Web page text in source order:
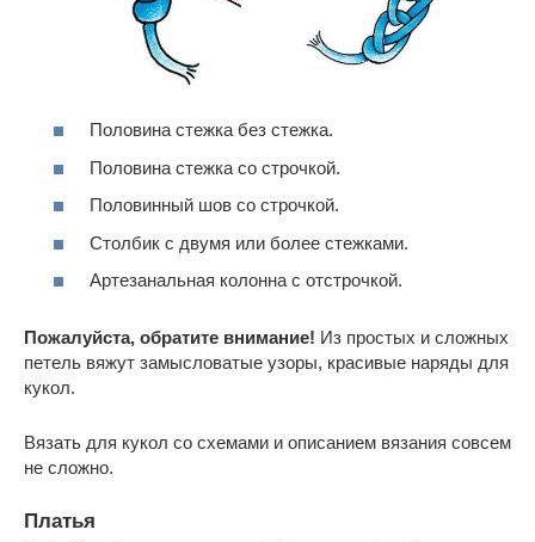
Половина стежка без стежка.
Половина стежка со строчкой.
Половинный шов со строчкой.
Столбик с двумя или более стежками.
Артезанальная колонна с отстрочкой.
Пожалуйста, обратите внимание! Из простых и сложных
петель вяжут замысловатые узоры, красивые наряды для
кукол.
Вязать для кукол со схемами и описанием вязания совсем
не сложно.
Платья